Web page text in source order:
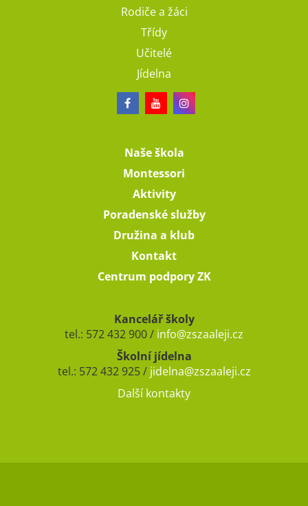
Rodiče a žáci
Třídy
Učitelé
Jídelna
Naše škola
Montessori
Aktivity
Poradenské služby
Družina a klub
Kontakt
Centrum podpory ZK
Kancelář školy
tel.: 572 432 900 / info@zszaaleji.cz
Školní jídelna
tel.: 572 432 925 / jidelna@zszaaleji.cz
Další kontakty